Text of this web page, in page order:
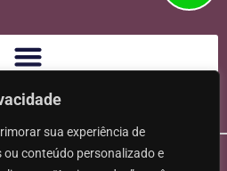
sua experiência de
conteúdo personalizado e